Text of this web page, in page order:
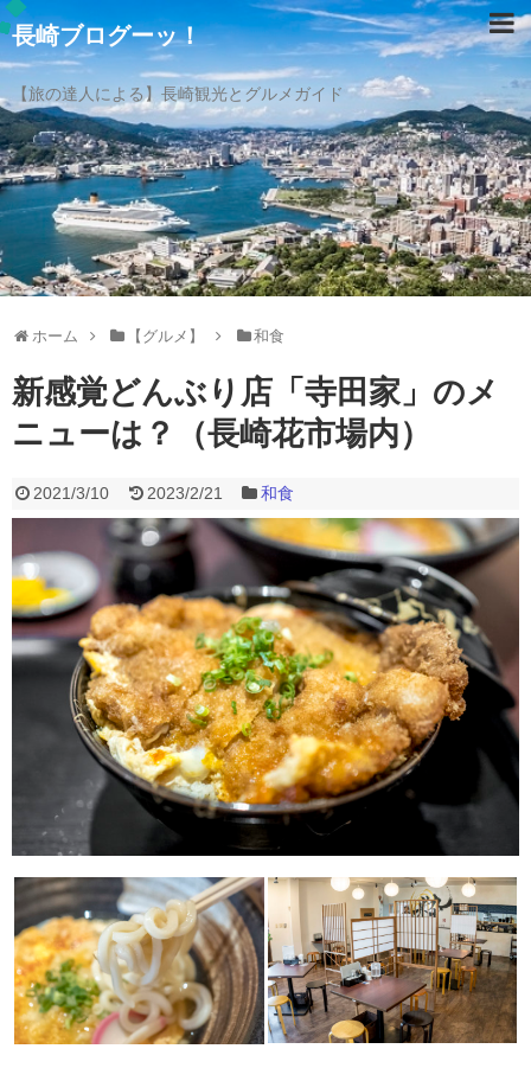
長崎ブログーッ！
【旅の達人による】長崎観光とグルメガイド
ホーム 【グルメ】 和食
新感覚どんぶり店「寺田家」のメ
ニューは？（長崎花市場内）
2021/3/10 2023/2/21 和食